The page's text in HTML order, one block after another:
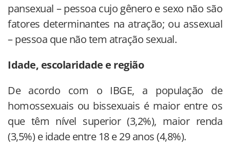
pansexual – pessoa cujo gênero e sexo não são
fatores determinantes na atração; ou assexual
– pessoa que não tem atração sexual.
Idade, escolaridade e região
De acordo com o IBGE, a população de
homossexuais ou bissexuais é maior entre os
que têm nível superior (3,2%), maior renda
(3,5%) e idade entre 18 e 29 anos (4,8%).